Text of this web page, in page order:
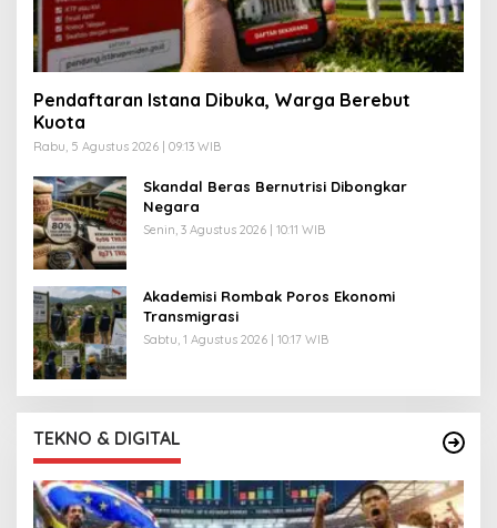
Pendaftaran Istana Dibuka, Warga Berebut
Kuota
Rabu, 5 Agustus 2026 | 09:13 WIB
Skandal Beras Bernutrisi Dibongkar
Negara
Senin, 3 Agustus 2026 | 10:11 WIB
Akademisi Rombak Poros Ekonomi
Transmigrasi
Sabtu, 1 Agustus 2026 | 10:17 WIB
TEKNO & DIGITAL